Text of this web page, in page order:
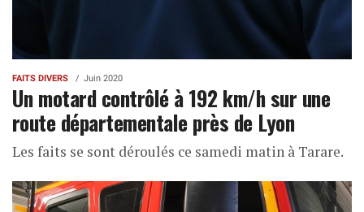
FAITS DIVERS Juin 2020
Un motard contrôlé à 192 km/h sur une
route départementale près de Lyon
Les faits se sont déroulés ce samedi matin à Tarare.